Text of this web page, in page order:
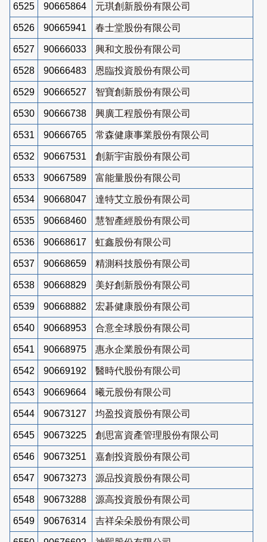
6525 90665864 元琪創新股份有限公司
6526 90665941 春士堂股份有限公司
6527 90666033 興和文股份有限公司
6528 90666483 恩臨投資股份有限公司
6529 90666527 智寶創新股份有限公司
6530 90666738 興廣工程股份有限公司
6531 90666765 常森健康事業股份有限公司
6532 90667531 創新宇宙股份有限公司
6533 90667589 富能量股份有限公司
6534 90668047 達特艾立股份有限公司
6535 90668460 慧智產經股份有限公司
6536 90668617 虹鑫股份有限公司
6537 90668659 精測科技股份有限公司
6538 90668829 美好創新股份有限公司
6539 90668882 宏碁健康股份有限公司
6540 90668953 合意全球股份有限公司
6541 90668975 惠永企業股份有限公司
6542 90669192 醫時代股份有限公司
6543 90669664 曦元股份有限公司
6544 90673127 均盈投資股份有限公司
6545 90673225 創思富資產管理股份有限公司
6546 90673251 嘉創投資股份有限公司
6547 90673273 源品投資股份有限公司
6548 90673288 源高投資股份有限公司
6549 90676314 吉祥朵朵股份有限公司